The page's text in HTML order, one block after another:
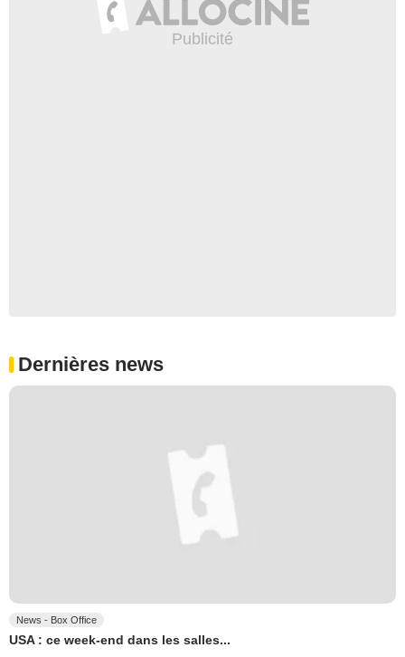
Dernières news
News - Box Office
USA : ce week-end dans les salles...